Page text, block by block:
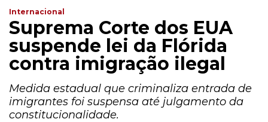
Internacional
Suprema Corte dos EUA
suspende lei da Flórida
contra imigração ilegal
Medida estadual que criminaliza entrada de
imigrantes foi suspensa até julgamento da
constitucionalidade.